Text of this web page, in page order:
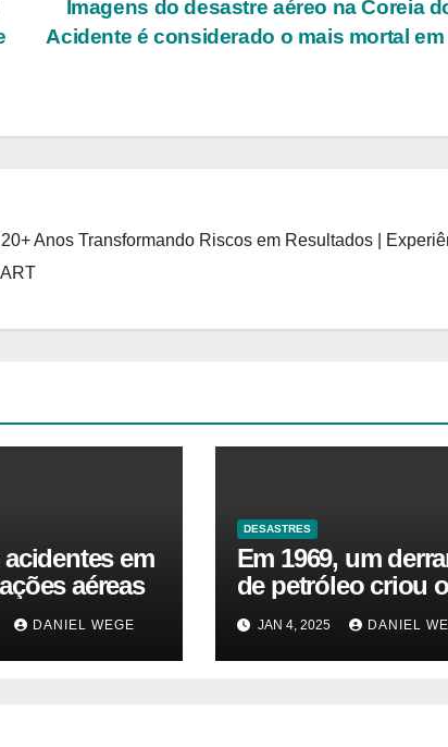
Imagens do desastre aéreo na Coreia
Acidente é considerado o mais mortal
Anos Transformando Riscos em Resultados |
em
aéreas
DANIEL WEGE
DESASTRES
Em 1969, um
de petróleo criou o
da Terra. Agora,
gasoduto pode
| Sustentabilidade
JAN 4, 2025 DANIEL